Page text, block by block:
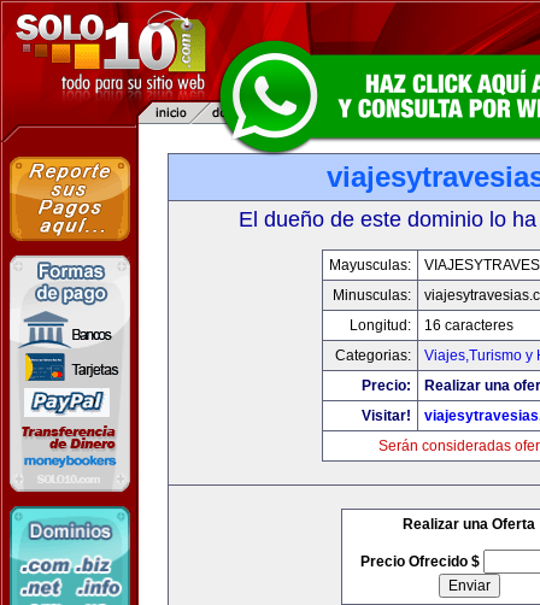
El dueño de este dominio lo
Mayusculas:
Minusculas:
Longitud:
16 caracteres
Categorias:
Viajes,Turismo y
Precio:
Realizar una
Visitar!
Serán consideradas
Realizar una Oferta
Precio Ofrecido $